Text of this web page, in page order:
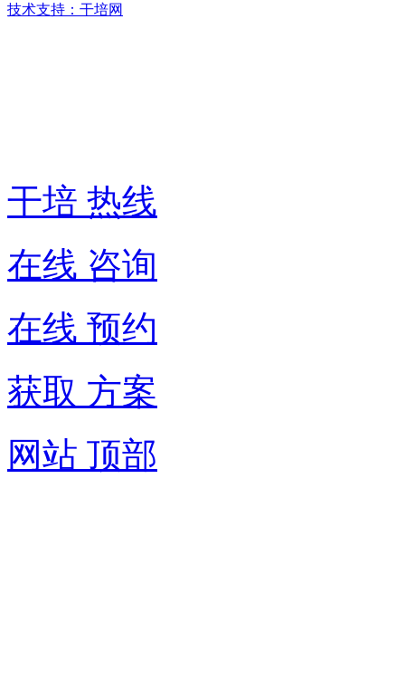
技术支持：干培网
干培 热线
在线 咨询
在线 预约
获取 方案
网站 顶部